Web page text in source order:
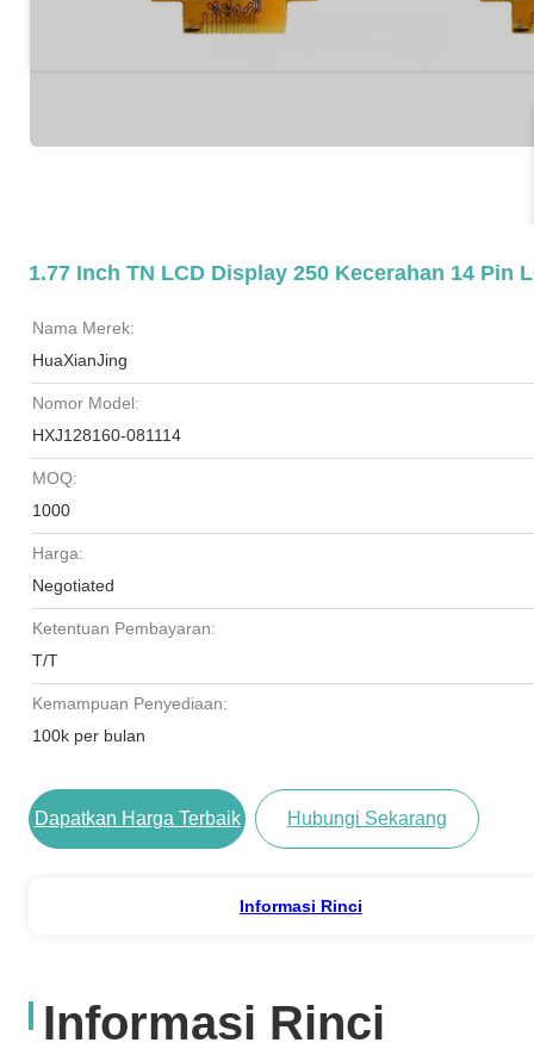
1.77 Inch TN LCD Display 250 Kecerahan 14 Pin
Nama Merek:
HuaXianJing
Nomor Model:
HXJ128160-081114
MOQ:
1000
Harga:
Negotiated
Ketentuan Pembayaran:
T/T
Kemampuan Penyediaan:
100k per bulan
Dapatkan Harga Terbaik Hubungi Sekarang
Informasi Rinci
Informasi Rinci